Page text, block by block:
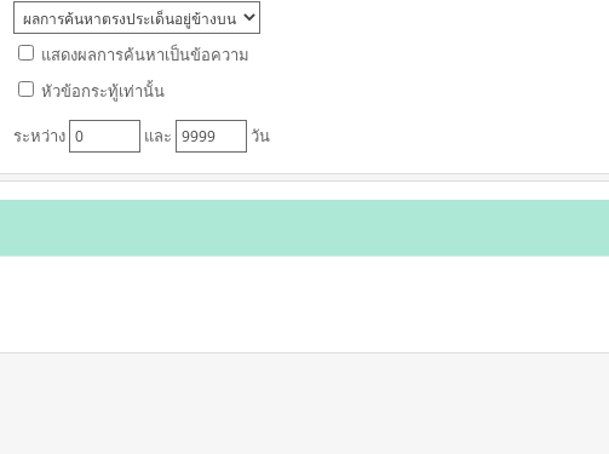
แสดงผลการค้นหาเป็นข้อความ
หัวข้อกระทู้เท่านั้น
ระหว่าง และ วัน